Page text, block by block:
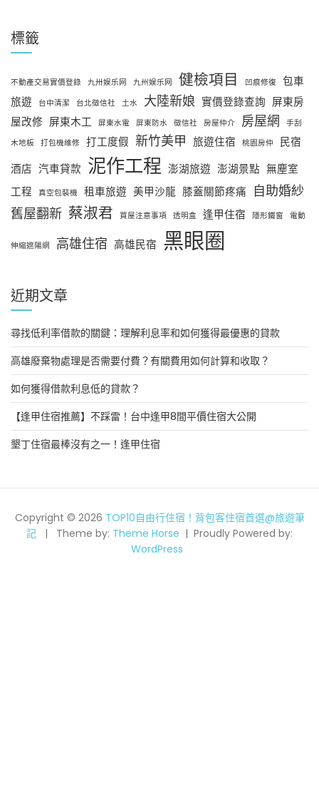
標籤
不動產交易實價登錄 九卅娱乐网 九州娱乐网 健檢項目 凹痕修復
包車
旅遊
台中清潔 台北徵信社 土水 大陸新娘 實價登錄查詢 屏東房
屋改修 屏東木工 屏東水電 屏東防水 徵信社 房屋仲介 房屋網
手刮
木地板
打包機維修 打工度假 新竹美甲 旅遊住宿 桃園房仲
民宿
酒店 汽車貸款 泥作工程 澎湖旅遊 澎湖景點 無塵室
工程
真空包裝機 租車旅遊 美甲沙龍 膝蓋關節疼痛
自助婚紗
舊屋翻新 蔡淑君 買屋注意事項 透明盒 逢甲住宿 隱形鐵窗 電動
伸縮遮陽網 高雄住宿 高雄民宿 黑眼圈
近期文章
尋找低利率借款的關鍵：理解利息率和如何獲得最優惠的貸款
高雄廢棄物處理是否需要付費？有關費用如何計算和收取？
如何獲得借款利息低的貸款？
【逢甲住宿推薦】不踩雷！台中逢甲8間平價住宿大公開
墾丁住宿最棒沒有之一！逢甲住宿
Copyright © 2026 TOP10自由行住宿！背包客住宿首選@旅遊筆
記
Theme by: Theme Horse
Proudly Powered by:
WordPress